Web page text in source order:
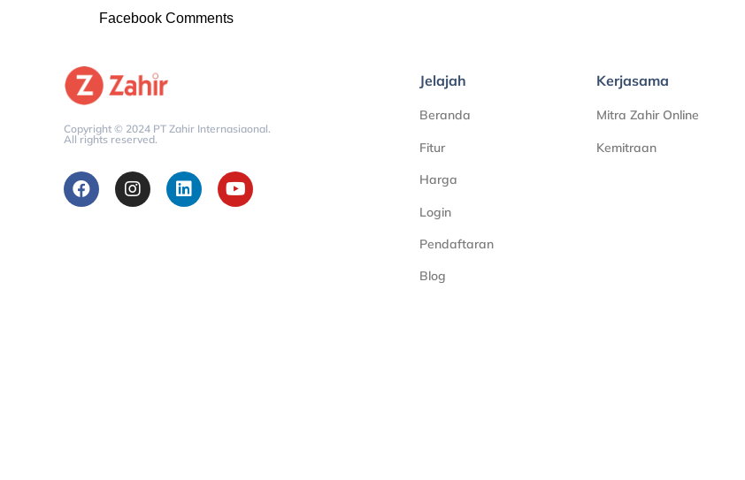
Facebook Comments
Copyright © 2024 PT Zahir Internasiaonal.
All rights reserved.
Jelajah
Beranda
Fitur
Harga
Login
Pendaftaran
Blog
Kerjasama
Mitra Zahir Online
Kemitraan